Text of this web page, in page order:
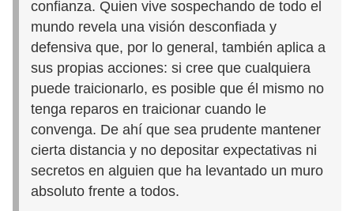
confianza. Quien vive sospechando de todo el
mundo revela una visión desconfiada y
defensiva que, por lo general, también aplica a
sus propias acciones: si cree que cualquiera
puede traicionarlo, es posible que él mismo no
tenga reparos en traicionar cuando le
convenga. De ahí que sea prudente mantener
cierta distancia y no depositar expectativas ni
secretos en alguien que ha levantado un muro
absoluto frente a todos.